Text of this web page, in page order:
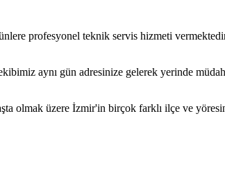
profesyonel teknik servis hizmeti
aynı gün adresinize gelerek yerinde
olmak üzere İzmir'in birçok farklı ilçe ve